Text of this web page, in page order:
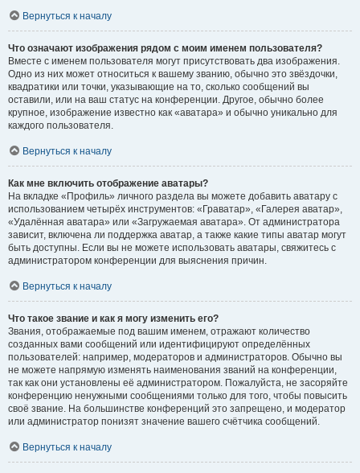
Вернуться к началу
Что означают изображения рядом с моим именем пользователя?
Вместе с именем пользователя могут присутствовать два изображения.
Одно из них может относиться к вашему званию, обычно это звёздочки,
квадратики или точки, указывающие на то, сколько сообщений вы
оставили, или на ваш статус на конференции. Другое, обычно более
крупное, изображение известно как «аватара» и обычно уникально для
каждого пользователя.
Вернуться к началу
Как мне включить отображение аватары?
На вкладке «Профиль» личного раздела вы можете добавить аватару с
использованием четырёх инструментов: «Граватар», «Галерея аватар»,
«Удалённая аватара» или «Загружаемая аватара». От администратора
зависит, включена ли поддержка аватар, а также какие типы аватар могут
быть доступны. Если вы не можете использовать аватары, свяжитесь с
администратором конференции для выяснения причин.
Вернуться к началу
Что такое звание и как я могу изменить его?
Звания, отображаемые под вашим именем, отражают количество
созданных вами сообщений или идентифицируют определённых
пользователей: например, модераторов и администраторов. Обычно вы
не можете напрямую изменять наименования званий на конференции,
так как они установлены её администратором. Пожалуйста, не засоряйте
конференцию ненужными сообщениями только для того, чтобы повысить
своё звание. На большинстве конференций это запрещено, и модератор
или администратор понизят значение вашего счётчика сообщений.
Вернуться к началу